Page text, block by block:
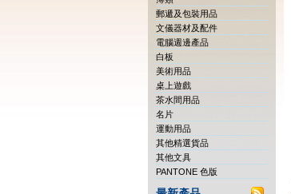
郵遞及包裝用品
文儀器材及配件
電腦週邊產品
白板
美術用品
桌上遊戲
茶水間用品
名片
運動用品
其他精選貨品
其他文具
PANTONE 色版